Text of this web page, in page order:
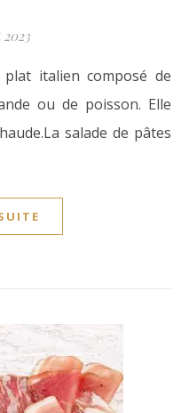
ou de poisson. Elle
salade de pâtes